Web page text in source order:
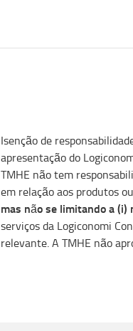
Isenção de
apresentação do
TMHE não tem
em relação aos produtos
mas não se limitando a (i)
serviços da Logiconomi
relevante. A TMHE não